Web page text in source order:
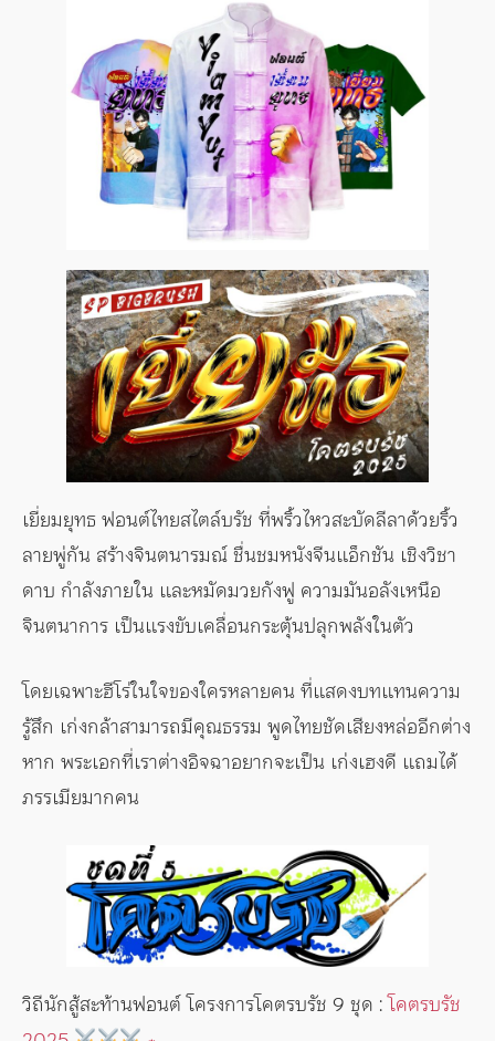
เยี่ยมยุทธ ฟอนต์ไทยสไตล์บรัช ที่พริ้วไหวสะบัดลีลาด้วยริ้ว
ลายพู่กัน สร้างจินตนารมณ์ ชื่นชมหนังจีนแอ็กชัน เชิงวิชา
ดาบ กำลังภายใน และหมัดมวยกังฟู ความมันอลังเหนือ
จินตนาการ เป็นแรงขับเคลื่อนกระตุ้นปลุกพลังในตัว
โดยเฉพาะฮีโร่ในใจของใครหลายคน ที่แสดงบทแทนความ
รู้สึก เก่งกล้าสามารถมีคุณธรรม พูดไทยชัดเสียงหล่ออีกต่าง
หาก พระเอกที่เราต่างอิจฉาอยากจะเป็น เก่งเฮงดี แถมได้
ภรรเมียมากคน
วิถีนักสู้สะท้านฟอนต์ โครงการโคตรบรัช 9 ชุด :โคตรบรัช